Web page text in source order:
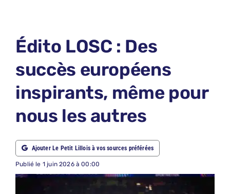
ABONNEMENTS
NOUS CONTACTER
NOUS SUIVRE
Rechercher:
Édito LOSC : Des
succès européens
inspirants, même pour
nous les autres
Ajouter Le Petit Lillois à vos sources préférées
Publié le 1 juin 2026 à 00:00